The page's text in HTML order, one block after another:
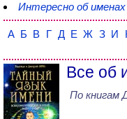
Интересно об именах
А Б В Г Д Е Ж З И
Все об
По книгам